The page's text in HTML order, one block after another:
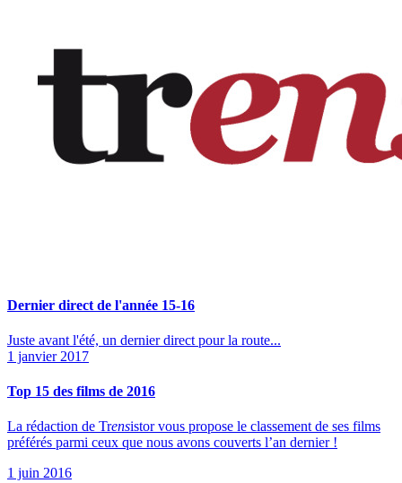
Dernier direct de l'année 15-16
Juste avant l'été, un dernier direct pour la route...
1 janvier 2017
Top 15 des films de 2016
La rédaction de Trensistor vous propose le classement de ses films
préférés parmi ceux que nous avons couverts l’an dernier !
1 juin 2016